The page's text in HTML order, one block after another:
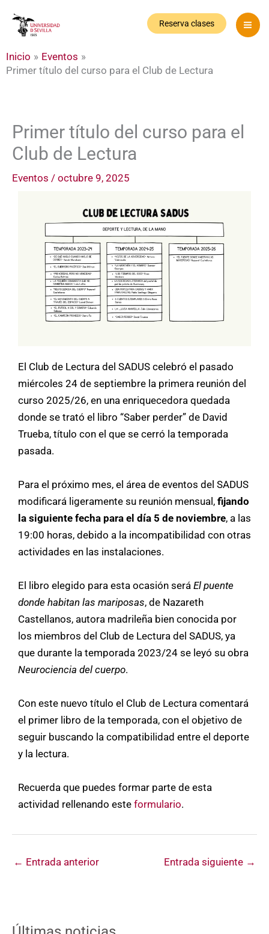
Reserva clases
Inicio
Eventos
Primer título del curso para el Club de Lectura
Primer título del curso para el
Club de Lectura
Eventos / octubre 9, 2025
El Club de Lectura del SADUS celebró el pasado
miércoles 24 de septiembre la primera reunión del
curso 2025/26, en una enriquecedora quedada
donde se trató el libro “Saber perder” de David
Trueba, título con el que se cerró la temporada
pasada.
Para el próximo mes, el área de eventos del SADUS
modificará ligeramente su reunión mensual, fijando
la siguiente fecha para el día 5 de noviembre, a las
19:00 horas, debido a la incompatibilidad con otras
actividades en las instalaciones.
El libro elegido para esta ocasión será El puente
donde habitan las mariposas, de Nazareth
Castellanos, autora madrileña bien conocida por
los miembros del Club de Lectura del SADUS, ya
que durante la temporada 2023/24 se leyó su obra
Neurociencia del cuerpo.
Con este nuevo título el Club de Lectura comentará
el primer libro de la temporada, con el objetivo de
seguir buscando la compatibilidad entre el deporte
y la lectura.
Recuerda que puedes formar parte de esta
actividad rellenando este formulario.
← Entrada anterior Entrada siguiente →